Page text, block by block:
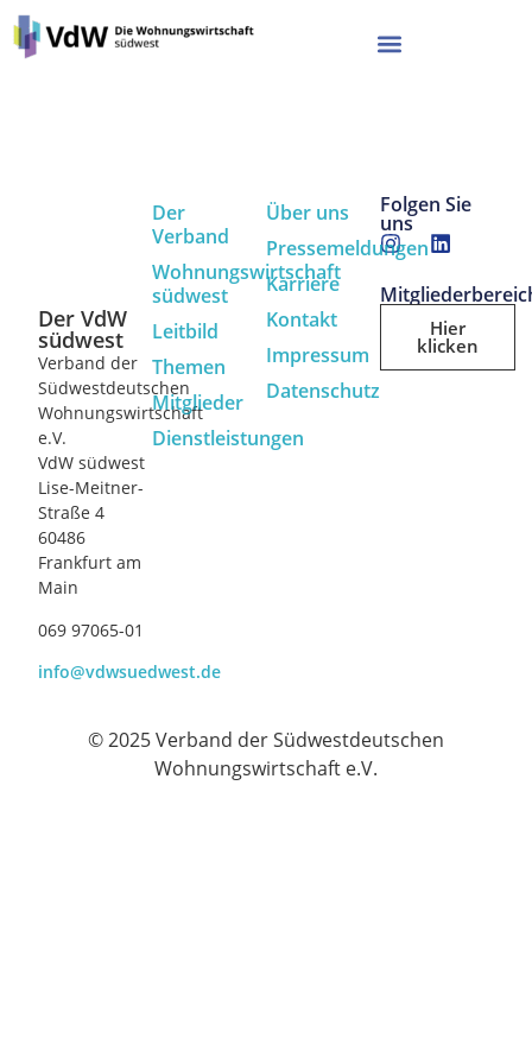
Der VdW
südwest
Verband der
Südwestdeutschen
Wohnungswirtschaft
e.V.
VdW südwest
Lise-Meitner-
Straße 4
60486
Frankfurt am
Main
069 97065-01
info@vdwsuedwest.de
Der
Verband
Wohnungswirtschaft
südwest
Leitbild
Themen
Mitglieder
Dienstleistungen
Über uns
Pressemeldungen
Karriere
Kontakt
Impressum
Datenschutz
Folgen Sie
uns
Hier
klicken
© 2025 Verband der Südwestdeutschen
Wohnungswirtschaft e.V.